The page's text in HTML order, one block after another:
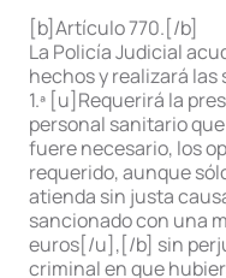
[b]Artículo 770.[/b]
La Policía Judicial
hechos y realizará
1.ª [u]Requerirá la
personal sanitario
fuere necesario, los
requerido, aunque
atienda sin justa
sancionado con una
euros[/u],[/b] sin
criminal en que